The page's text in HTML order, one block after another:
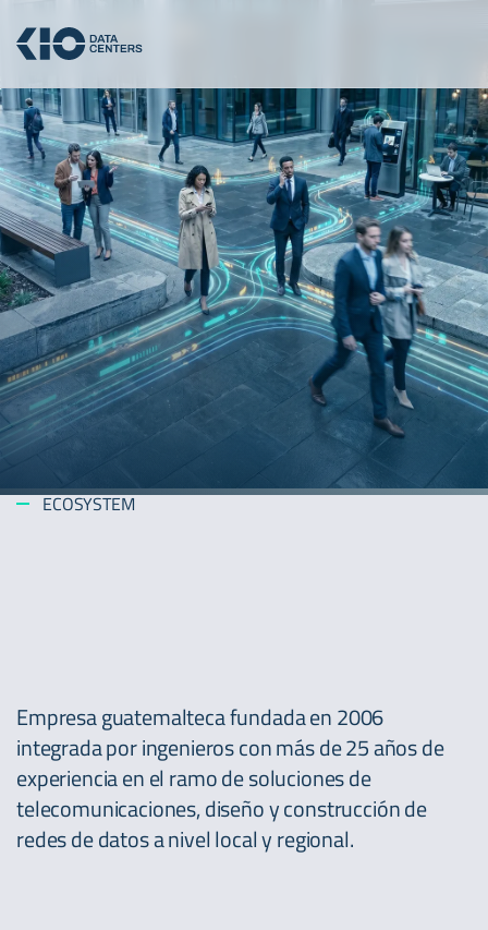
ECOSYSTEM
Empresa guatemalteca fundada en 2006
integrada por ingenieros con más de 25 años de
experiencia en el ramo de soluciones de
telecomunicaciones, diseño y construcción de
redes de datos a nivel local y regional.